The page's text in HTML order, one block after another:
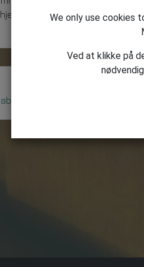
og med
We only use cookies
Ved at klikke på